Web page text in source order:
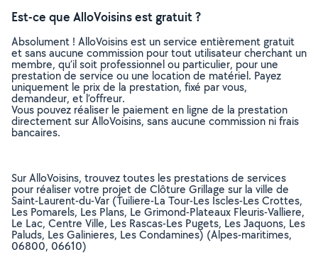
Est-ce que AlloVoisins est gratuit ?
Absolument ! AlloVoisins est un service entièrement gratuit
et sans aucune commission pour tout utilisateur cherchant un
membre, qu’il soit professionnel ou particulier, pour une
prestation de service ou une location de matériel. Payez
uniquement le prix de la prestation, fixé par vous,
demandeur, et l’offreur.
Vous pouvez réaliser le paiement en ligne de la prestation
directement sur AlloVoisins, sans aucune commission ni frais
bancaires.
Sur AlloVoisins, trouvez toutes les prestations de services
pour réaliser votre projet de Clôture Grillage sur la ville de
Saint-Laurent-du-Var (Tuiliere-La Tour-Les Iscles-Les Crottes,
Les Pomarels, Les Plans, Le Grimond-Plateaux Fleuris-Valliere,
Le Lac, Centre Ville, Les Rascas-Les Pugets, Les Jaquons, Les
Paluds, Les Galinieres, Les Condamines) (Alpes-maritimes,
06800, 06610)